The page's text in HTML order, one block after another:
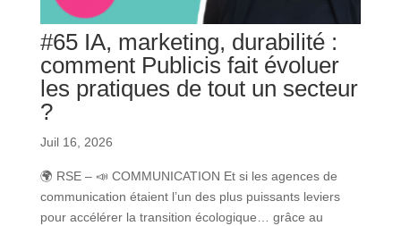
#65 IA, marketing, durabilité :
comment Publicis fait évoluer
les pratiques de tout un secteur
?
Juil 16, 2026
🌍 RSE – 📣 COMMUNICATION Et si les agences de
communication étaient l’un des plus puissants leviers
pour accélérer la transition écologique… grâce au